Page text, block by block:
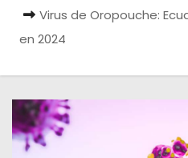
Virus de Oropouche:
en 2024